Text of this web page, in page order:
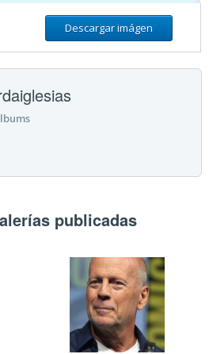
Descargar imágen
publicadas